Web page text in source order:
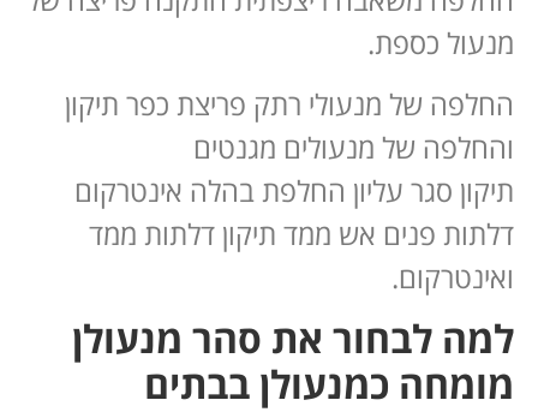
מנעול כספת.
החלפה של מנעולי רתק פריצת כפר תיקון
והחלפה של מנעולים מגנטים
תיקון סגר עליון החלפת בהלה אינטרקום
דלתות פנים אש ממד תיקון דלתות ממד
ואינטרקום.
למה לבחור את סהר מנעולן
מומחה כמנעולן בבתים